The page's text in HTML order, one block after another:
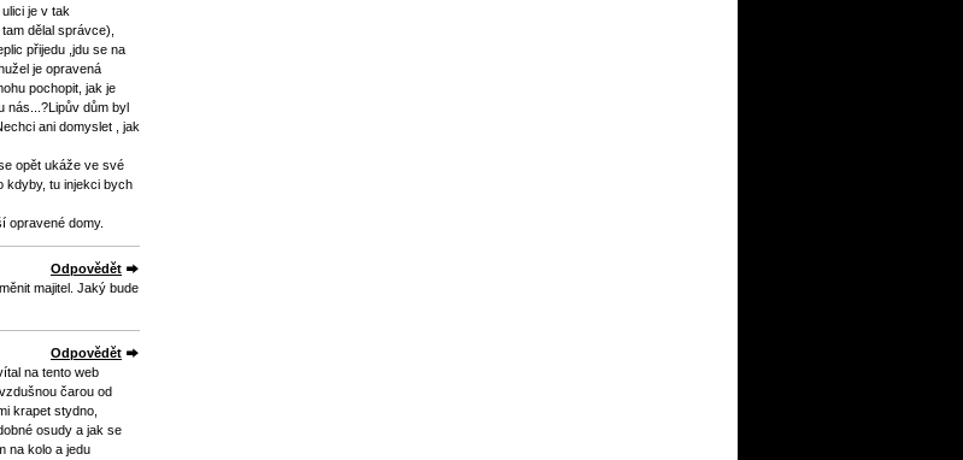
je v tak
dělal správce),
přijedu ,jdu se na
je opravená
pochopit, jak je
nás...?Lipův dům byl
ani domyslet , jak
opět ukáže ve své
kdyby, tu injekci bych
opravené domy.
Odpovědět
majitel. Jaký bude
Odpovědět
na tento web
čarou od
krapet stydno,
osudy a jak se
na kolo a jedu